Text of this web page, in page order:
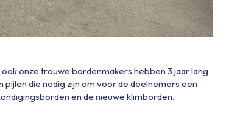
onze trouwe bordenmakers hebben 3 jaar lang
die nodig zijn om voor de deelnemers een
en de nieuwe klimborden.